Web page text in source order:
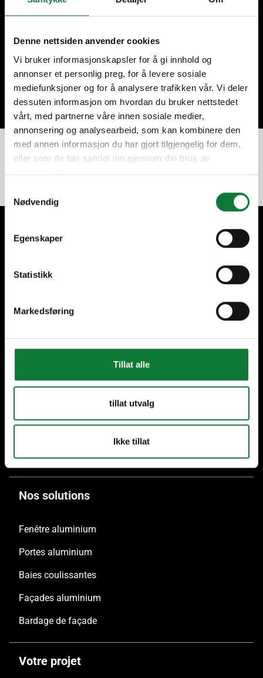
Denne nettsiden anvender cookies
Vi bruker informasjonskapsler for å gi innhold og
annonser et personlig preg, for å levere sosiale
mediefunksjoner og for å analysere trafikken vår. Vi deler
dessuten informasjon om hvordan du bruker nettstedet
vårt, med partnerne våre innen sosiale medier,
annonsering og analysearbeid, som kan kombinere den
med annen informasjon du har gjort tilgjengelig for dem,
eller som de har samlet inn gjennom din bruk av
tjenestene deres.
Nødvendig
Egenskaper
Statistikk
Markedsføring
Tillat alle
tillat utvalg
Ikke tillat
Continuer
A vos côtés pour vos projets
Luxembourg
Seulement aluminium
recyclé
Nos solutions
Fenêtre aluminium
Portes aluminium
Baies coulissantes
Façades aluminium
Bardage de façade
Votre projet